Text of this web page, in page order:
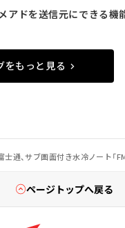
アドを送信元にできる機
をもっと見る
士通、サブ画面付き水冷ノート「
ページトップへ戻る